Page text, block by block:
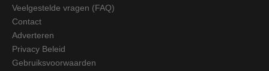
Veelgestelde vragen (FAQ)
Contact
Adverteren
Privacy Beleid
Gebruiksvoorwaarden